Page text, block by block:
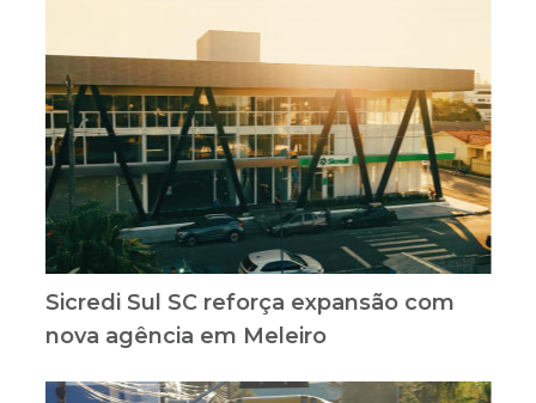
Sicredi Sul SC reforça expansão com
nova agência em Meleiro